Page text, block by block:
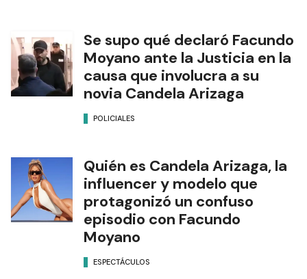
Se supo qué declaró Facundo
Moyano ante la Justicia en la
causa que involucra a su
novia Candela Arizaga
POLICIALES
Quién es Candela Arizaga, la
influencer y modelo que
protagonizó un confuso
episodio con Facundo
Moyano
ESPECTÁCULOS